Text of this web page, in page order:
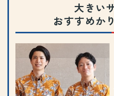
大きい
おすすめか